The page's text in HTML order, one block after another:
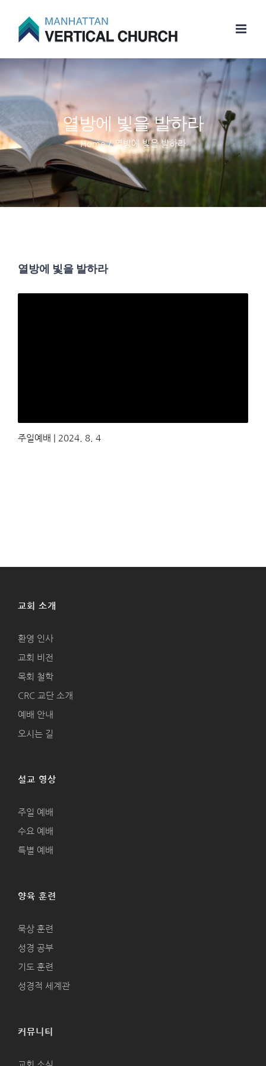
열방에 빛을 발하라
Home / 열방에 빛을 발하라
열방에 빛을 발하라
주일예배 | 2024. 8. 4
교회 소개
환영 인사
교회 비전
목회 철학
CRC 교단 소개
예배 안내
오시는 길
설교 영상
주일 예배
수요 예배
특별 예배
양육 훈련
묵상 훈련
성경 공부
기도 훈련
성경적 세계관
커뮤니티